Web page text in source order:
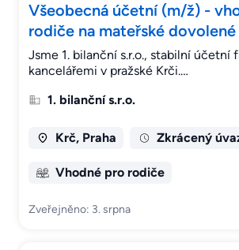
Všeobecná účetní (m/ž) -
rodiče na mateřské dovolené
Jsme 1. bilanční s.r.o., stabilní účetní
kancelářemi v pražské Krči.…
1. bilanční s.r.o.
Krč, Praha Zkrácený
Vhodné pro rodiče
Zveřejněno: 3. srpna